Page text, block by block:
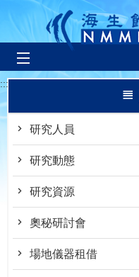
跳到主要內容區塊
:::
研究人員
研究動態
研究資源
奧秘研討會
場地儀器租借